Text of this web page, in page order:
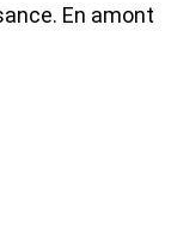
En amont